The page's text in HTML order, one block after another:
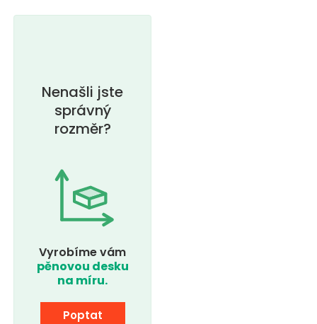
Nenašli jste
správný
rozměr?
Vyrobíme vám
pěnovou desku
na míru.
Poptat